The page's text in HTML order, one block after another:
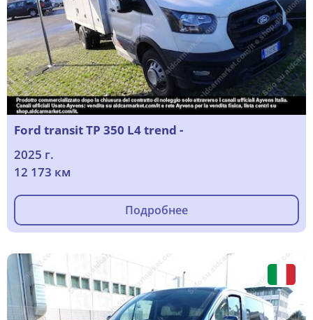
Ford transit TP 350 L4 trend -
2025 г.
12 173 км
Подробнее